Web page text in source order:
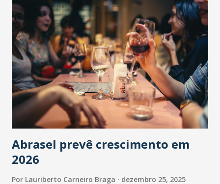
Abrasel prevê crescimento em
2026
Por Lauriberto Carneiro Braga dezembro 25, 2025